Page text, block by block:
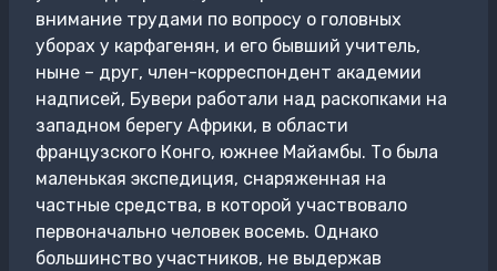
внимание трудами по вопросу о головных
уборах у карфагенян, и его бывший учитель,
ныне – друг, член-корреспондент академии
надписей, Бувери работали над раскопками на
западном берегу Африки, в области
французского Конго, южнее Майамбы. То была
маленькая экспедиция, снаряженная на
частные средства, в которой участвовало
первоначально человек восемь. Однако
большинство участников, не выдержав